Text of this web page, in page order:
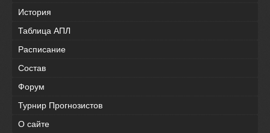
История
Таблица АПЛ
Расписание
Состав
Форум
Турнир Прогнозистов
О сайте